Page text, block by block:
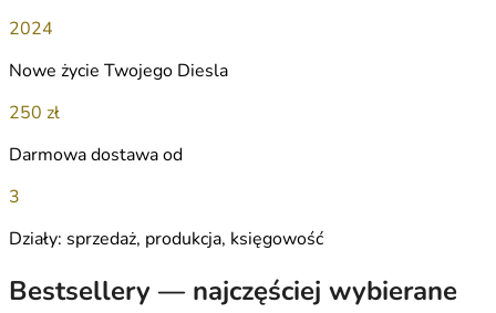
2024
Nowe życie Twojego Diesla
250 zł
Darmowa dostawa od
3
Działy: sprzedaż, produkcja, księgowość
Bestsellery — najczęściej wybierane